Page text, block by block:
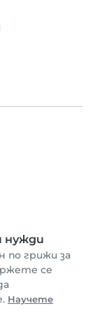
нужди
по грижи за
се
Научете